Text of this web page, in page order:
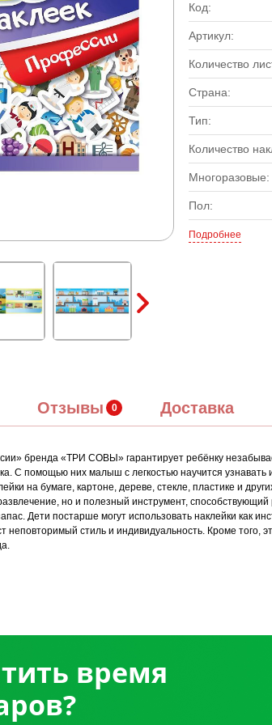
Код:
Артикул:
Количество
Страна:
Тип:
Количество
Многоразовые:
Пол:
Подробнее
Отзывы Доставка
бренда «ТРИ СОВЫ» гарантирует ребёнку
С помощью них малыш с легкостью научится
на бумаге, картоне, дереве, стекле, пластике и
но и полезный инструмент,
Дети постарше могут использовать наклейки как
стиль и индивидуальность. Кроме того,
время